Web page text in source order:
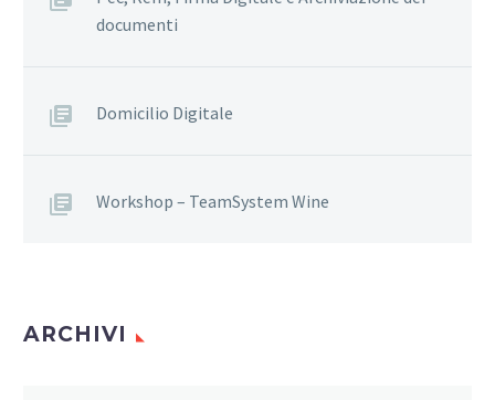
documenti
Domicilio Digitale
Workshop – TeamSystem Wine
ARCHIVI